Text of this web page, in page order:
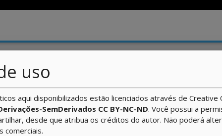
uso
aqui disponibilizados estão licenciados através de Creative
SemDerivados CC BY-NC-ND. Você possui a
desde que atribua os créditos do autor. Não poderá
comerciais.